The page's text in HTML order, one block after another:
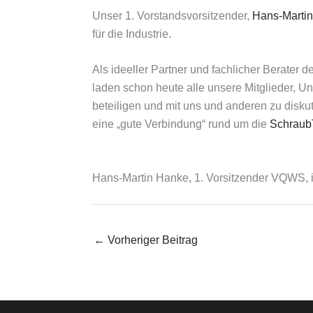
Unser 1. Vorstandsvorsitzender, Hans-
für die Industrie.
Als ideeller Partner und fachlicher Berater
laden schon heute alle unsere Mitglieder,
beteiligen und mit uns und anderen zu
eine „gute Verbindung“ rund um die
Hans-Martin Hanke, 1. Vorsitzender VQWS,
← Vorheriger Beitrag